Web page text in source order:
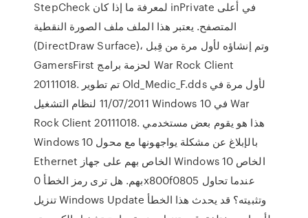
StepCheck لمعرفة ما إذا كان inPrivate في أعلى
المتصفح. يعتبر هذا الملف ملف الصورة النقطية
(DirectDraw Surface)، وتم إنشاؤه لأول مرة من قِبل
GamersFirst لحزمة برامج War Rock Client
20111018. تم تطوير Old_Medic_F.dds لأول مرة في
11/07/2011 لنظام التشغيل Windows 10 في War
Rock Client 20111018. هذا هو يقوم بعض مستخدمي
Windows 10 بالإبلاغ عن مشكلة يواجهونها مع محول
Ethernet الخاص بهم على جهاز Windows 10 الخاص
بهم. هل ترى رمز الخطأ 0x800f0805 عندما تحاول
تنزيل Windows Update وتثبيته؟ قد يحدث هذا الخطأ